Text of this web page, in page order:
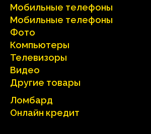
Мобильные телефоны
Мобильные телефоны
Фото
Компьютеры
Телевизоры
Видео
Другие товары
Ломбард
Онлайн кредит